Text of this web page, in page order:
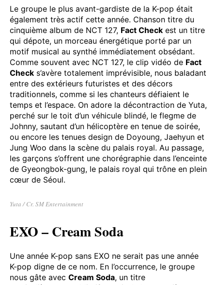
NCT 127 – Fact Check
Le groupe le plus avant-gardiste de la K-pop était
également très actif cette année. Chanson titre du
cinquième album de NCT 127,Fact Checkest un titre
qui dépote, un morceau énergétique porté par un
motif musical au synthé immédiatement obsédant.
Comme souvent avec NCT 127, le clip vidéo deFact
Checks’avère totalement imprévisible, nous baladant
entre des extérieurs futuristes et des décors
traditionnels, comme si les chanteurs défiaient le
temps et l’espace. On adore la décontraction de Yuta,
perché sur le toit d’un véhicule blindé, le flegme de
Johnny, sautant d’un hélicoptère en tenue de soirée,
ou encore les tenues design de Doyoung, Jaehyun et
les garçons s’offrent une chorégraphie dans l’enceinte
EXO – Cream Soda